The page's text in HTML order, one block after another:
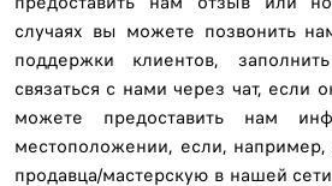
случаях вы можете позвонить
поддержки клиентов,
связаться с нами через чат, если
можете предоставить нам
местоположении, если, например,
продавца/мастерскую в нашей